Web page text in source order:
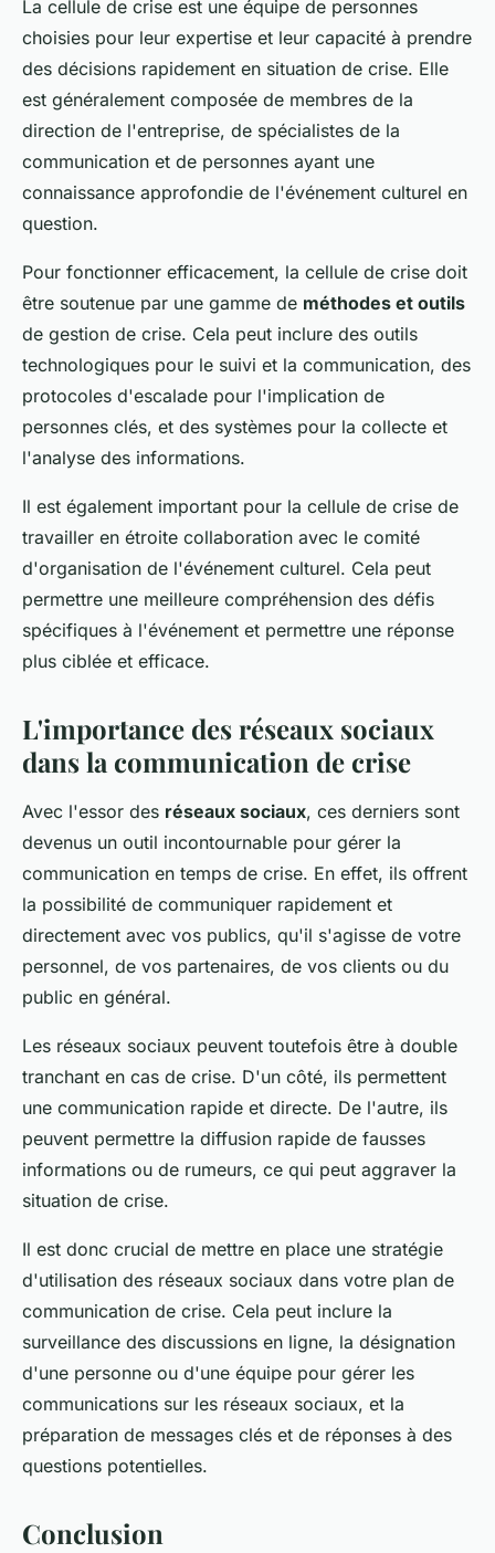
La cellule de crise est une équipe de personnes
choisies pour leur expertise et leur capacité à prendre
des décisions rapidement en situation de crise. Elle
est généralement composée de membres de la
direction de l'entreprise, de spécialistes de la
communication et de personnes ayant une
connaissance approfondie de l'événement culturel en
question.
Pour fonctionner efficacement, la cellule de crise doit
être soutenue par une gamme de méthodes et outils
de gestion de crise. Cela peut inclure des outils
technologiques pour le suivi et la communication, des
protocoles d'escalade pour l'implication de
personnes clés, et des systèmes pour la collecte et
l'analyse des informations.
Il est également important pour la cellule de crise de
travailler en étroite collaboration avec le comité
d'organisation de l'événement culturel. Cela peut
permettre une meilleure compréhension des défis
spécifiques à l'événement et permettre une réponse
plus ciblée et efficace.
L'importance des réseaux sociaux
dans la communication de crise
Avec l'essor des réseaux sociaux, ces derniers sont
devenus un outil incontournable pour gérer la
communication en temps de crise. En effet, ils offrent
la possibilité de communiquer rapidement et
directement avec vos publics, qu'il s'agisse de votre
personnel, de vos partenaires, de vos clients ou du
public en général.
Les réseaux sociaux peuvent toutefois être à double
tranchant en cas de crise. D'un côté, ils permettent
une communication rapide et directe. De l'autre, ils
peuvent permettre la diffusion rapide de fausses
informations ou de rumeurs, ce qui peut aggraver la
situation de crise.
Il est donc crucial de mettre en place une stratégie
d'utilisation des réseaux sociaux dans votre plan de
communication de crise. Cela peut inclure la
surveillance des discussions en ligne, la désignation
d'une personne ou d'une équipe pour gérer les
communications sur les réseaux sociaux, et la
préparation de messages clés et de réponses à des
questions potentielles.
Conclusion